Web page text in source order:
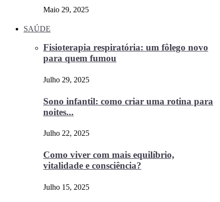
Maio 29, 2025
SAÚDE
Fisioterapia respiratória: um fôlego novo
para quem fumou
Julho 29, 2025
Sono infantil: como criar uma rotina para
noites...
Julho 22, 2025
Como viver com mais equilíbrio,
vitalidade e consciência?
Julho 15, 2025